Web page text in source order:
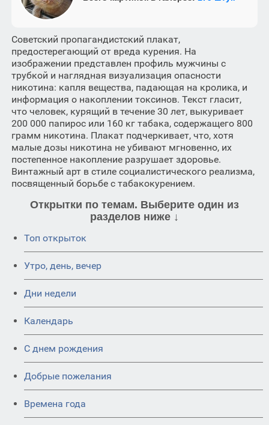
Советский пропагандистский плакат,
предостерегающий от вреда курения. На
изображении представлен профиль мужчины с
трубкой и наглядная визуализация опасности
никотина: капля вещества, падающая на кролика, и
информация о накоплении токсинов. Текст гласит,
что человек, курящий в течение 30 лет, выкуривает
200 000 папирос или 160 кг табака, содержащего 800
грамм никотина. Плакат подчеркивает, что, хотя
малые дозы никотина не убивают мгновенно, их
постепенное накопление разрушает здоровье.
Винтажный арт в стиле социалистического реализма,
посвященный борьбе с табакокурением.
Открытки по темам. Выберите один из
разделов ниже ↓
Топ открыток
Утро, день, вечер
Дни недели
Календарь
C днем рождения
Добрые пожелания
Времена года